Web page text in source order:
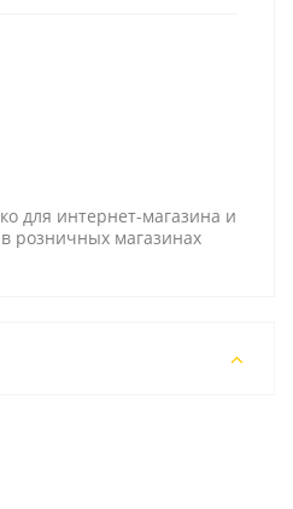
для интернет-магазина и
розничных магазинах